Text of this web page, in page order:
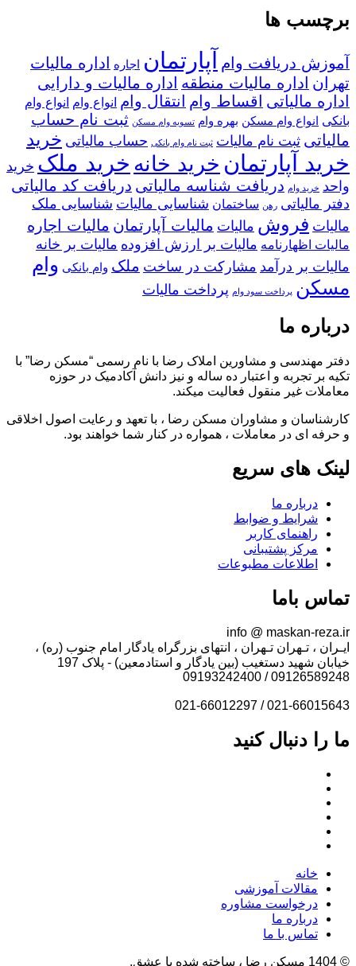
برچسب ها
آموزش دریافت وام آپارتمان اجاره
اداره مالیات
تهران اداره مالیات منطقه اداره مالیات و دارایی
اداره مالیاتی اقساط وام انتقال وام انواع وام انواع وام
بانکی
انواع وام مسکن بهره وام تسویه وام مسکن ثبت نام حساب
مالیاتی ثبت نام مالیات ثبت نام وام بانکی حساب مالیاتی خرید
خرید آپارتمان خرید خانه خرید ملک خرید
واحد خرید وام دریافت شناسه مالیاتی دریافت کد مالیاتی
دفتر مالیاتی رهن ساختمان شناسایی مالیات شناسایی ملک
مالیات فروش مالیات مالیات آپارتمان مالیات اجاره
مالیات اظهارنامه مالیات بر ارزش افزوده مالیات بر خانه
مالیات بر درآمد مشارکت در ساخت ملک وام بانکی وام
مسکن پرداخت سود وام پرداخت مالیات
درباره ما
دفتر مهندسی و مشاورین املاک رضا با نام رسمی “مسکن رضا” با
تکیه بر تجربه و اعتبار ده ساله و نیز دانش آکادمیک در حوزه
معاملات غیر منقول فعالیت میکند.
کارشناسان و مشاوران مسکن رضا ، با تعهد و رعایت اصول اخلاقی
و حرفه ای در معاملات ، همواره در کنار شما خواهند بود.
لینک های سریع
درباره ما
شرایط و ضوابط
راهنمای کاربر
مرکز پشتیبانی
اطلاعات مطبوعات
تماس باما
info @ maskan-reza.ir
ایـران ، تـهران تـهران ، انتهای بزرگراه یادگار امام جنوب (ره) ،
خیابان شهید دستغیب (بین یادگار و استادمعین) - پلاک 197
09126589248 / 09193242400
021-66015643 / 021-66012297
ما را دنبال کنید
خانه
مقالات آموزشی
درخواست مشاوره
درباره ما
تماس با ما
© 1404 مسکن رضا ، ساخته شده با عشق.